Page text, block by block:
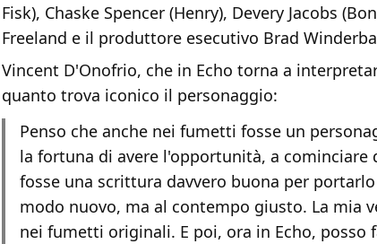
Fisk), Chaske Spencer (Henry), Devery Jacobs
Freeland e il produttore esecutivo Brad
Vincent D'Onofrio, che in Echo torna a
quanto trova iconico il personaggio:
Penso che anche nei fumetti fosse un
la fortuna di avere l'opportunità, a cominciare
fosse una scrittura davvero buona per
modo nuovo, ma al contempo giusto. La mia
nei fumetti originali. E poi, ora in Echo, posso